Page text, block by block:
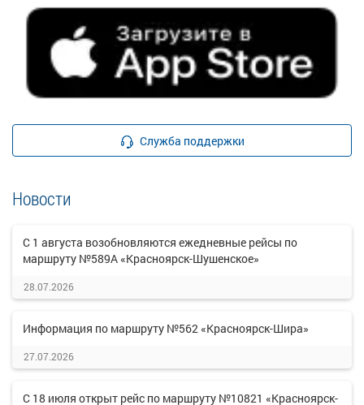
Служба поддержки
Новости
С 1 августа возобновляются ежедневные рейсы по
маршруту №589А «Красноярск-Шушенское»
28.07.2026
Информация по маршруту №562 «Красноярск-Шира»
27.07.2026
С 18 июля открыт рейс по маршруту №10821 «Красноярск-